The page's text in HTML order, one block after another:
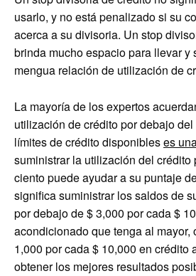
usarlo, y no está penalizado si su
acerca a su divisoria. Un stop
brinda mucho espacio para llevar y
mengua relación de utilización de
La mayoría de los expertos
utilización de crédito por debajo
límites de crédito disponibleses
suministrar la utilización del crédito
ciento puede ayudar a su puntaje
significa suministrar los saldos de
por debajo de $ 3,000 por cada $
acondicionado que tenga al mayor,
1,000 por cada $ 10,000 en crédito
obtener los mejores resultados